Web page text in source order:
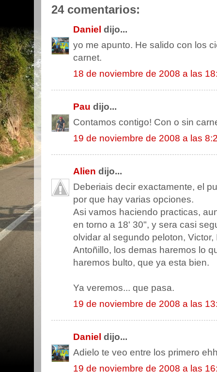
24 comentarios:
Daniel dijo...
yo me apunto. He salido con los
carnet.
18 de noviembre de 2008 a las
Pau dijo...
Contamos contigo! Con o sin
19 de noviembre de 2008 a las
Alien dijo...
Deberiais decir exactamente, el
por que hay varias opciones.
Asi vamos haciendo practicas,
en torno a 18' 30", y sera casi
olvidar al segundo peloton,
Antoñillo, los demas haremos lo
haremos bulto, que ya esta bien.
Ya veremos... que pasa.
19 de noviembre de 2008 a las
Daniel dijo...
Adielo te veo entre los primero
19 de noviembre de 2008 a las